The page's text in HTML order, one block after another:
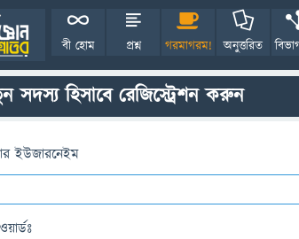
বী হোম প্রশ্ন গরমাগরম! অনুত্তরিত
সদস্য হিসাবে রেজিস্ট্রেশন করুন
ইউজারনেইম